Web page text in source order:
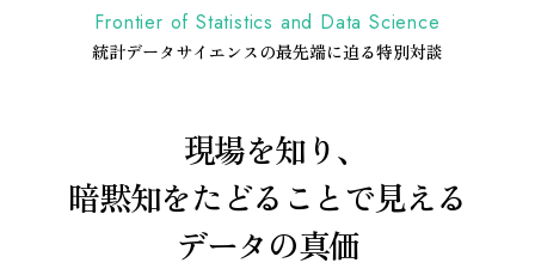
Frontier of Statistics and Data Science
統計データサイエンスの最先端に迫る特別対談
現場を知り、
暗黙知をたどることで見える
データの真価